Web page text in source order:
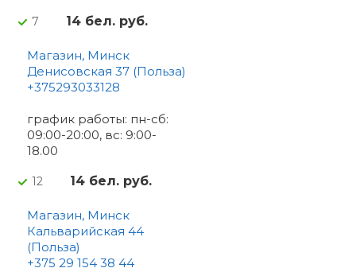
7 14 бел. руб.
Магазин, Минск
Денисовская 37 (Польза)
+375293033128
график работы: пн-сб:
09:00-20:00, вс: 9:00-
18.00
12 14 бел. руб.
Магазин, Минск
Кальварийская 44
(Польза)
+375 29 154 38 44